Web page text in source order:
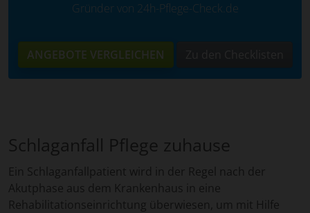
Gründer von 24h-Pflege-Check.de
ANGEBOTE VERGLEICHEN
Schlaganfall Pflege zuhause
Ein Schlaganfallpatient wird in der Regel nach der
Akutphase aus dem Krankenhaus in eine
Rehabilitationseinrichtung überwiesen, um mit Hilfe